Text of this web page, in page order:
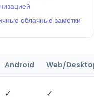
облачные заметки
Android Web/Desktop
✓ ✓